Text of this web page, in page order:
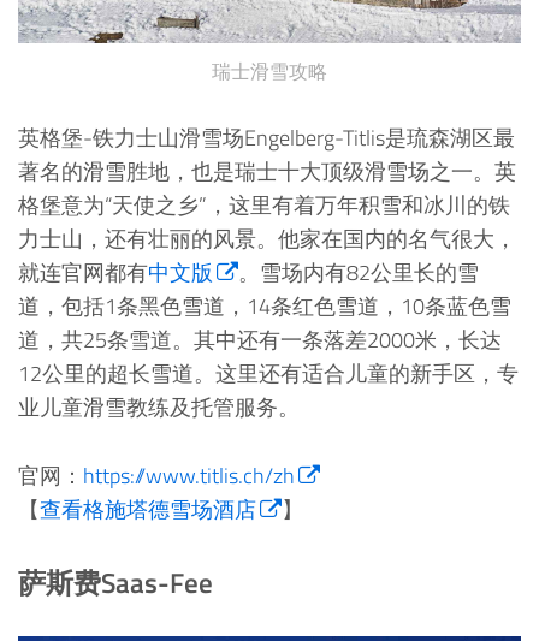
瑞士滑雪攻略
英格堡-铁力士山滑雪场Engelberg-Titlis是琉森湖区最
著名的滑雪胜地，也是瑞士十大顶级滑雪场之一。英
格堡意为“天使之乡”，这里有着万年积雪和冰川的铁
力士山，还有壮丽的风景。他家在国内的名气很大，
就连官网都有中文版
。雪场内有82公里长的雪
道，包括1条黑色雪道，14条红色雪道，10条蓝色雪
道，共25条雪道。其中还有一条落差2000米，长达
12公里的超长雪道。这里还有适合儿童的新手区，专
业儿童滑雪教练及托管服务。
官网： https://www.titlis.ch/zh
【查看格施塔德雪场酒店 】
萨斯费Saas-Fee